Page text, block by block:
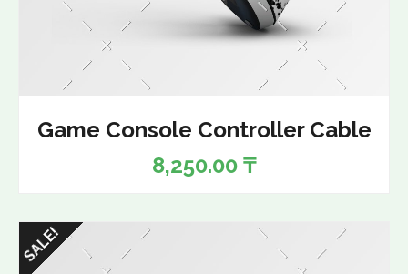
Game Console Controller Cable
8,250.00 ₸
SALE!